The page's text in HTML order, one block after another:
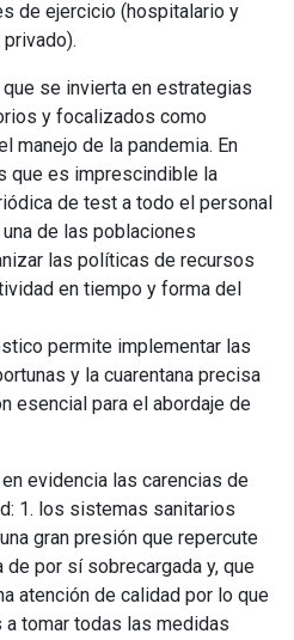
de ejercicio (hospitalario y
se invierta en estrategias
y focalizados como
manejo de la pandemia. En
que es imprescindible la
de test a todo el personal
de las poblaciones
las políticas de recursos
en tiempo y forma del
permite implementar las
y la cuarentana precisa
esencial para el abordaje de
evidencia las carencias de
1. los sistemas sanitarios
gran presión que repercute
de por sí sobrecargada y, que
atención de calidad por lo que
tomar todas las medidas